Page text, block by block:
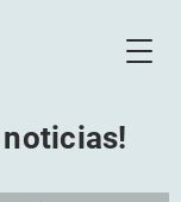
noticias!